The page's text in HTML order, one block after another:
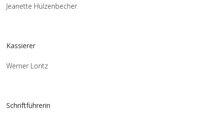
Jeanette Hülzenbecher
Kassierer
Werner Loritz
Schriftführerin